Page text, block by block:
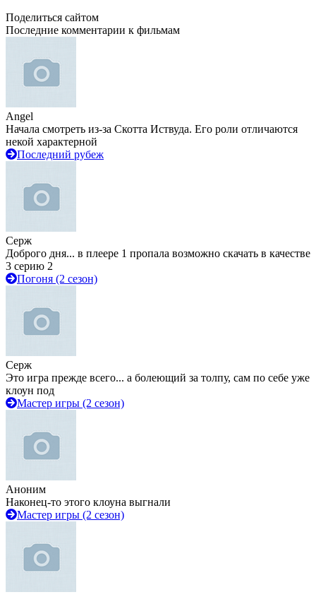
Поделиться сайтом
Последние комментарии к фильмам
Angel
Начала смотреть из-за Скотта Иствуда. Его роли отличаются
некой характерной
Последний рубеж
Серж
Доброго дня... в плеере 1 пропала возможно скачать в качестве
3 серию 2
Погоня (2 сезон)
Серж
Это игра прежде всего... а болеющий за толпу, сам по себе уже
клоун под
Мастер игры (2 сезон)
Аноним
Наконец-то этого клоуна выгнали
Мастер игры (2 сезон)